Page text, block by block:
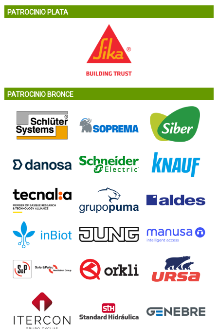
PATROCINIO PLATA
PATROCINIO BRONCE